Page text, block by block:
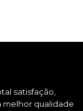
satisfação,
melhor qualidade